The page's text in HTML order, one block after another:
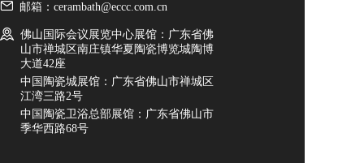
邮箱：cerambath@eccc.com.cn
佛山国际会议展览中心展馆：广东省佛
山市禅城区南庄镇华夏陶瓷博览城陶博
大道42座
中国陶瓷城展馆：广东省佛山市禅城区
江湾三路2号
中国陶瓷卫浴总部展馆：广东省佛山市
季华西路68号